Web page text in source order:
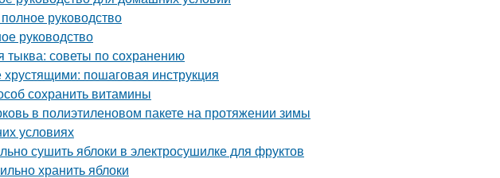
руководство
руководство
тыква: советы по сохранению
пошаговая инструкция
сохранить витамины
в полиэтиленовом пакете на протяжении зимы
условиях
сушить яблоки в электросушилке для фруктов
хранить яблоки